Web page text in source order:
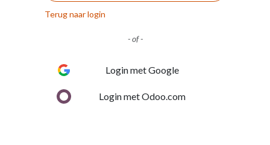
Terug naar login
- of -
Login met Google
Login met Odoo.com